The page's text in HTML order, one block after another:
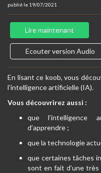
publié le 19/07/2021
Lire maintenant
Ecouter version Audio
En lisant ce koob, vous
l’intelligence artificielle (IA).
Vous découvrirez aussi :
que l’intelligence
d’apprendre ;
que la technologie
que certaines tâches
sont en fait d’une